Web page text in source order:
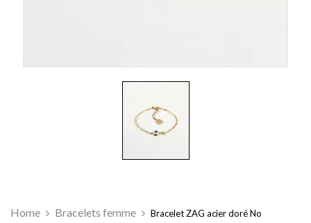
Home Bracelets femme
Bracelet ZAG acier doré No